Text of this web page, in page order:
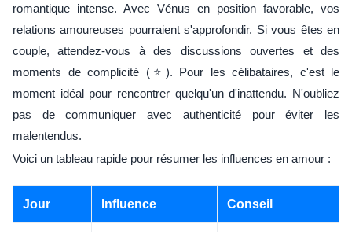
romantique intense. Avec Vénus en position favorable, vos
relations amoureuses pourraient s'approfondir. Si vous êtes en
couple, attendez-vous à des discussions ouvertes et des
moments de complicité (⭐). Pour les célibataires, c'est le
moment idéal pour rencontrer quelqu'un d'inattendu. N'oubliez
pas de communiquer avec authenticité pour éviter les
malentendus.
Voici un tableau rapide pour résumer les influences en amour :
Jour Influence Conseil